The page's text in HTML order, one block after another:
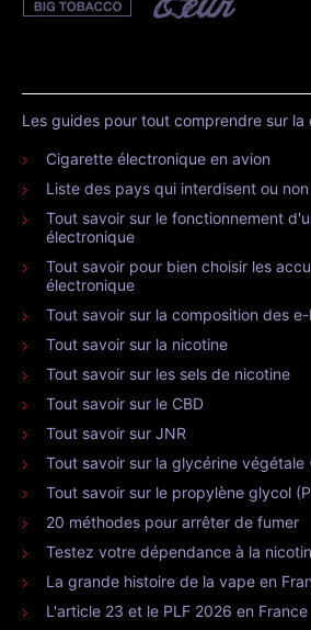
Les guides pour tout comprendre sur
Cigarette électronique en avion
Liste des pays qui interdisent ou
Tout savoir sur le fonctionnement
électronique
Tout savoir pour bien choisir les
électronique
Tout savoir sur la composition des
Tout savoir sur la nicotine
Tout savoir sur les sels de nicotine
Tout savoir sur le CBD
Tout savoir sur JNR
Tout savoir sur la glycérine végétale
Tout savoir sur le propylène glycol
20 méthodes pour arrêter de fumer
Testez votre dépendance à la
La grande histoire de la vape en
L'article 23 et le PLF 2026 en France